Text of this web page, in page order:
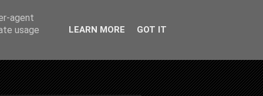
agent
usage
LEARN MORE GOT IT